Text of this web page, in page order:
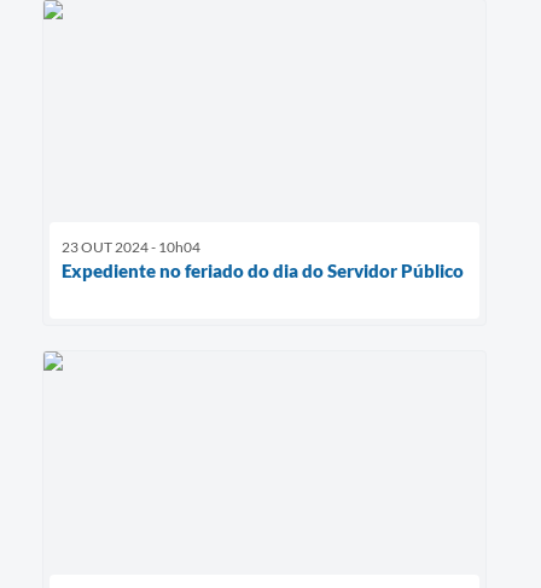
23 OUT 2024 - 10h04
Expediente no feriado do dia do Servidor Público